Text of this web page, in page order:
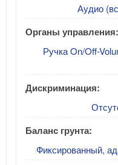
Аудио
Органы управления:
Ручка On/Off-
Дискриминация:
Баланс грунта:
Фиксированный,